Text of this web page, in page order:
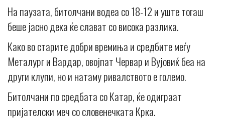
На паузата, битолчани водеа со 18-12 и уште тогаш
беше јасно дека ќе слават со висока разлика.
Како во старите добри времиња и средбите меѓу
Металург и Вардар, овојпат Червар и Вујовиќ беа на
други клупи, но и натаму ривалството е големо.
Битолчани по средбата со Катар, ќе одиграат
пријателски меч со словенечката Крка.